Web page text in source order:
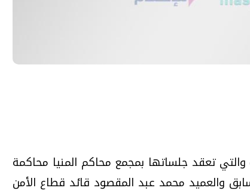
تعقد جلساتها بمجمع محاكم المنيا محاكمة
والعميد محمد عبد المقصود قائد قطاع الأمن
تحقيقات وحوارات تحقيقات وحوارات